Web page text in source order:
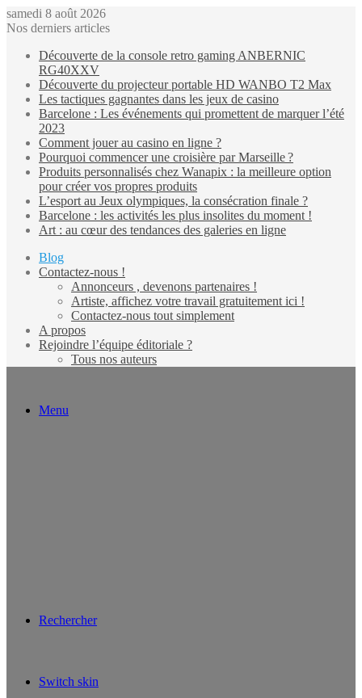
samedi 8 août 2026
Nos derniers articles
Découverte de la console retro gaming ANBERNIC
RG40XXV
Découverte du projecteur portable HD WANBO T2 Max
Les tactiques gagnantes dans les jeux de casino
Barcelone : Les événements qui promettent de marquer l’été
2023
Comment jouer au casino en ligne ?
Pourquoi commencer une croisière par Marseille ?
Produits personnalisés chez Wanapix : la meilleure option
pour créer vos propres produits
L’esport au Jeux olympiques, la consécration finale ?
Barcelone : les activités les plus insolites du moment !
Art : au cœur des tendances des galeries en ligne
Blog
Contactez-nous !
Annonceurs , devenons partenaires !
Artiste, affichez votre travail gratuitement ici !
Contactez-nous tout simplement
A propos
Rejoindre l’équipe éditoriale ?
Tous nos auteurs
Menu
Rechercher
Switch skin